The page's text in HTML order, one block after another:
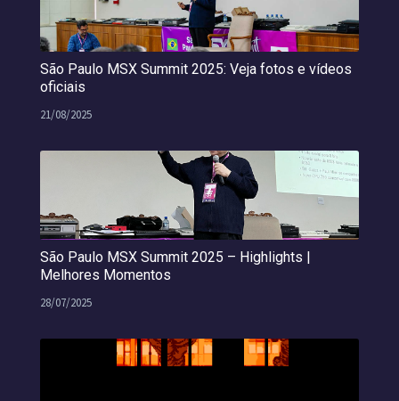
São Paulo MSX Summit 2025: Veja fotos e vídeos
oficiais
21/08/2025
São Paulo MSX Summit 2025 – Highlights |
Melhores Momentos
28/07/2025